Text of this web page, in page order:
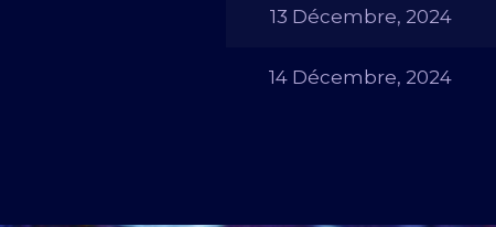
13 Décembre, 2024
14 Décembre, 2024